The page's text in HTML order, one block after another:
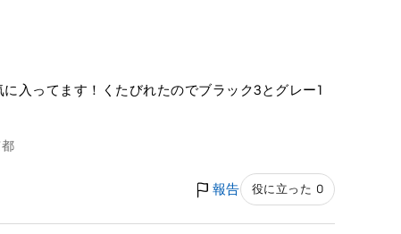
入ってます！くたびれたのでブラック3とグレー1
報告 役に立った 0